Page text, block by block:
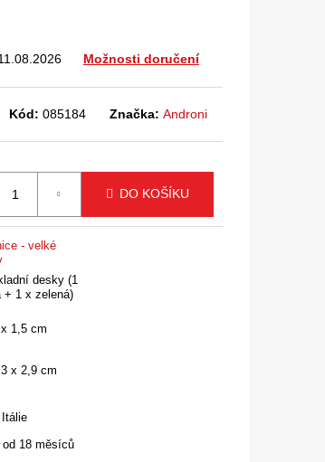
Možnosti doručení
Kód: 085184 Značka:Androni
DO KOŠÍKU
- velké
desky (1
+ 1 x zelená)
1,5 cm
x 2,9 cm
od 18 měsíců